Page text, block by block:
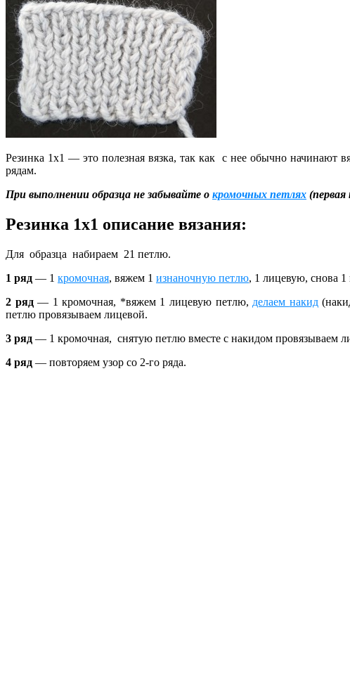
Резинка 1х1 — это полезная вязка, так как с нее обычно начинают
рядам.
При выполнении образца не забывайте о кромочных петлях (первая
Резинка 1х1 описание вязания:
Для образца набираем 21 петлю.
1 ряд — 1 кромочная, вяжем 1 изнаночную петлю, 1 лицевую, снова
2 ряд— 1 кромочная, *вяжем 1лицевую петлю, делаем накид
петлю провязываем лицевой.
3 ряд — 1 кромочная, снятую петлю вместе с накидом провязываем
4 ряд — повторяем узор со 2-го ряда.